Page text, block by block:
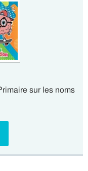
sur les noms